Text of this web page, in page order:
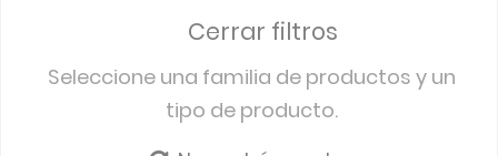
Cerrar filtros
Seleccione una familia de productos y un
tipo de producto.